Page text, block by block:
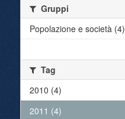
Gruppi
Popolazione e società (4)
Tag
2010 (4)
2011 (4)